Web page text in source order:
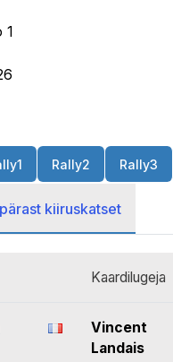
1
Rally2 Rally3
kiiruskatset
Kaardilugeja
Vincent
Landais